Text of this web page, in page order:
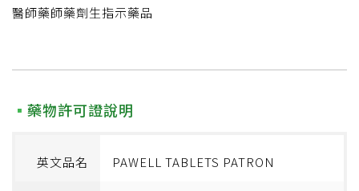
醫師藥師藥劑生指示藥品
藥物許可證說明
英文品名 PAWELL TABLETS PATRON